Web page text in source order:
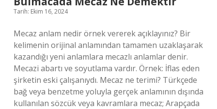
Tarih: Ekim 16, 2024
Mecaz anlam nedir örnek vererek açıklayınız? Bir
kelimenin orijinal anlamından tamamen uzaklaşarak
kazandığı yeni anlamlara mecazlı anlamlar denir.
Mecazi abartı ve soyutlama vardır. Örnek: İflas eden
şirketin eski çalışanıydı. Mecaz ne terimi? Türkçede
bağ veya benzetme yoluyla gerçek anlamının dışında
kullanılan sözcük veya kavramlara mecaz; Arapçada